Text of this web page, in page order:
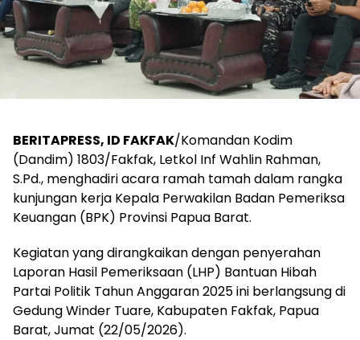
BERITAPRESS, ID FAKFAK/Komandan Kodim
(Dandim) 1803/Fakfak, Letkol Inf Wahlin Rahman,
S.Pd., menghadiri acara ramah tamah dalam rangka
kunjungan kerja Kepala Perwakilan Badan Pemeriksa
Keuangan (BPK) Provinsi Papua Barat.
Kegiatan yang dirangkaikan dengan penyerahan
Laporan Hasil Pemeriksaan (LHP) Bantuan Hibah
Partai Politik Tahun Anggaran 2025 ini berlangsung di
Gedung Winder Tuare, Kabupaten Fakfak, Papua
Barat, Jumat (22/05/2026).